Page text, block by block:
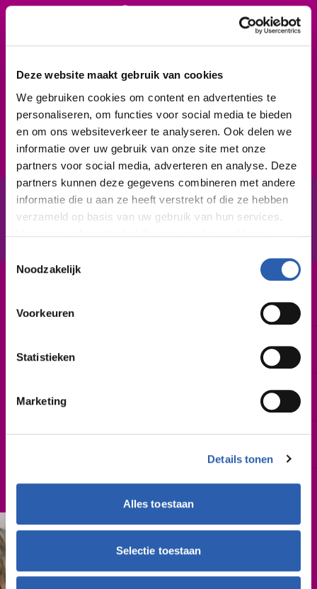
Deze website maakt gebruik van cookies
We gebruiken cookies om content en advertenties te
personaliseren, om functies voor social media te bieden
en om ons websiteverkeer te analyseren. Ook delen we
informatie over uw gebruik van onze site met onze
partners voor social media, adverteren en analyse. Deze
partners kunnen deze gegevens combineren met andere
informatie die u aan ze heeft verstrekt of die ze hebben
verzameld op basis van uw gebruik van hun services.
We werken samen met
die uw gegevens
Noodzakelijk
Voorkeuren
Statistieken
Marketing
Details tonen
Alles toestaan
Selectie toestaan
Je bent handig en hebt snel door hoe dingen
zelfstandig werken én samenwerken. Ook kun je goed
met mensen omgaan. Je werkt natuurlijk ook altijd
veilig, netjes en nauwkeurig .
In het kort De opleiding
BBL / 3
2 of 3 jaar
Augustus 2026 | februari 2027
Schooljaar
Cursusgeld
€ 762,- (per schooljaar)